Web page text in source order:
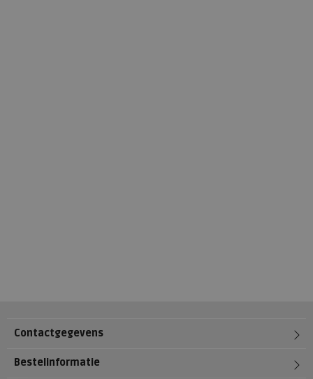
Contactgegevens
Bestelinformatie